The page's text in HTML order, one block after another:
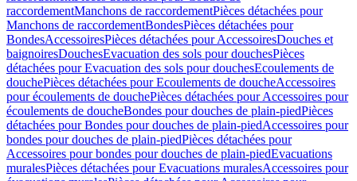
raccordementManchons de raccordementPièces détachées pour
Manchons de raccordementBondesPièces détachées pour
BondesAccessoiresPièces détachées pour AccessoiresDouches et
baignoiresDouchesEvacuation des sols pour douchesPièces
détachées pour Evacuation des sols pour douchesEcoulements de
douchePièces détachées pour Ecoulements de doucheAccessoires
pour écoulements de douchePièces détachées pour Accessoires pour
écoulements de doucheBondes pour douches de plain-piedPièces
détachées pour Bondes pour douches de plain-piedAccessoires pour
bondes pour douches de plain-piedPièces détachées pour
Accessoires pour bondes pour douches de plain-piedEvacuations
muralesPièces détachées pour Evacuations muralesAccessoires pour